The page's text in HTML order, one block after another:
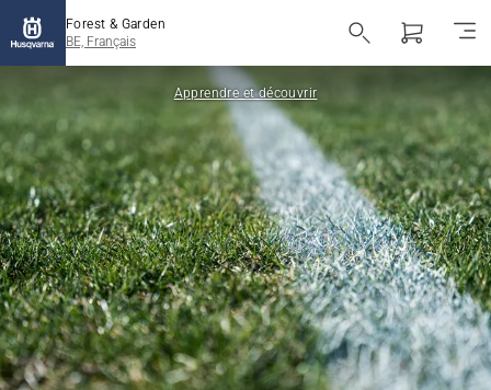
Forest & Garden
BE, Français
Apprendre et découvrir